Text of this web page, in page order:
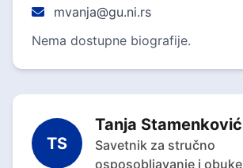
mvanja@gu.ni.rs
Nema dostupne biografije.
TS
Tanja Stamenković
Savetnik za stručno
osposobljavanje i obuke